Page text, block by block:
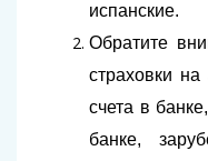
испанские.
Обратите
страховки
счета в
банке,